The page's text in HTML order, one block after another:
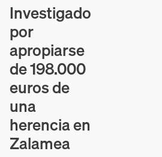
Investigado
por
apropiarse
de 198.000
euros de
una
herencia en
Zalamea